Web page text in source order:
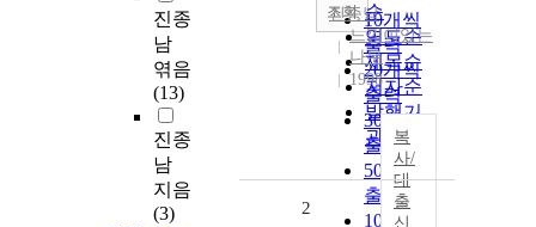
진종
남
엮음
(13)
진종
남
지음
(3)
순
연도순
제목순
저자순
발행기
관순
10개씩
출력
20개씩
출력
30개씩
출력
50개씩
출력
100개씩
조회
진종남
느낌이있는
나무
1998
복
사/
대
출
신
2